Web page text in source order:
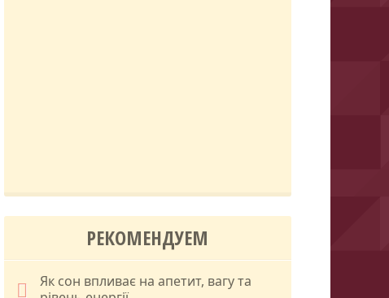
РЕКОМЕНДУЕМ
Як сон впливає на апетит, вагу та